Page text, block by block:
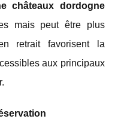
châteaux dordogne
mais peut être plus
retrait favorisent la
aux principaux